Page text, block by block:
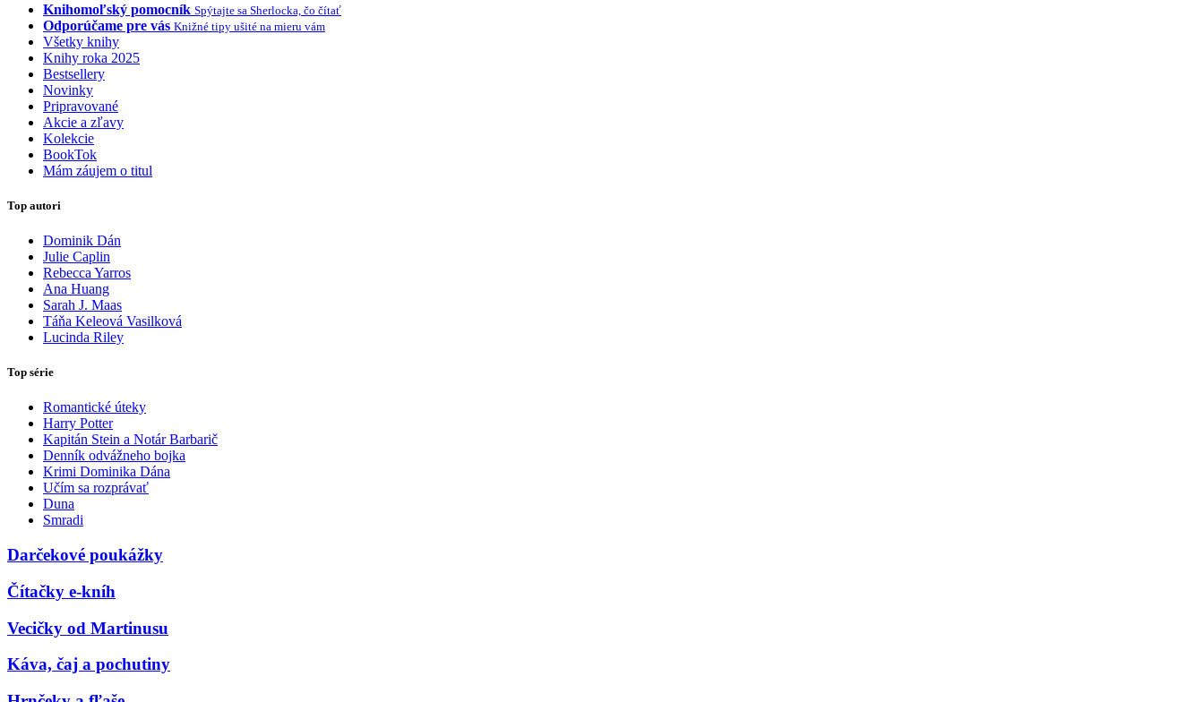
Knihomoľský pomocník Spýtajte sa Sherlocka, čo čítať
Odporúčame pre vás Knižné tipy ušité na mieru vám
Všetky knihy
Knihy roka 2025
Bestsellery
Novinky
Pripravované
Akcie a zľavy
Kolekcie
BookTok
Mám záujem o titul
Top autori
Dominik Dán
Julie Caplin
Rebecca Yarros
Ana Huang
Sarah J. Maas
Táňa Keleová Vasilková
Lucinda Riley
Top série
Romantické úteky
Harry Potter
Kapitán Stein a Notár Barbarič
Denník odvážneho bojka
Krimi Dominika Dána
Učím sa rozprávať
Duna
Smradi
Darčekové poukážky
Čítačky e-kníh
Vecičky od Martinusu
Káva, čaj a pochutiny